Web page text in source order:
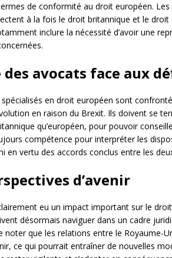
de conformité au droit européen.
à la fois le droit britannique et le
inclure la nécessité d’avoir une
des avocats face aux
en droit européen sont
en raison du Brexit. Ils doivent se
qu’européen, pour pouvoir
compétence pour interpréter les
en vertu des accords conclus entre les
d’avenir
eu un impact important sur le
désormais naviguer dans un cadre
noter que les relations entre le Royaume-
ce qui pourrait entraîner de nouvelles